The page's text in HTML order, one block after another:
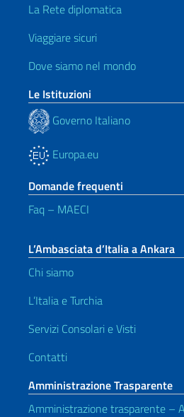
La Rete diplomatica
Viaggiare sicuri
Dove siamo nel mondo
Le Istituzioni
Governo Italiano
Europa.eu
Domande frequenti
Faq – MAECI
L’Ambasciata d’Italia a Ankara
Chi siamo
L’Italia e Turchia
Servizi Consolari e Visti
Contatti
Amministrazione Trasparente
Amministrazione trasparente –